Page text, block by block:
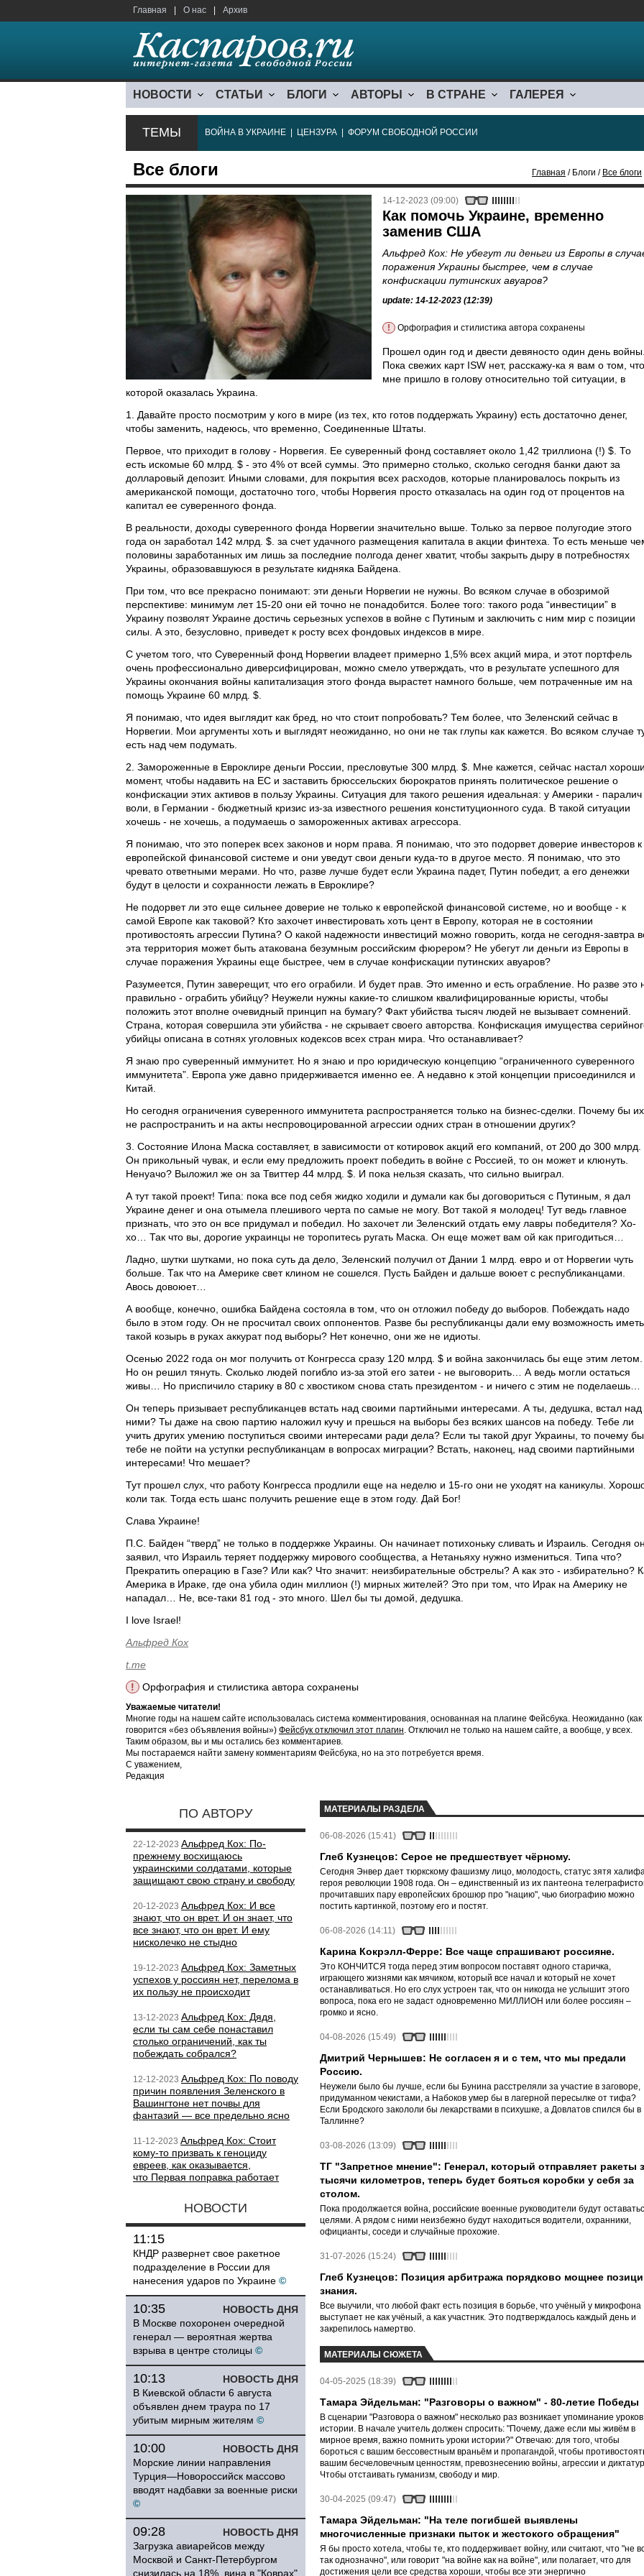
Главная О нас Архив
НОВОСТИ СТАТЬИ БЛОГИ АВТОРЫ В СТРАНЕ ГАЛЕРЕЯ
ТЕМЫ ВОЙНА В УКРАИНЕ ЦЕНЗУРА ФОРУМ СВОБОДНОЙ РОССИИ
Все блоги Главная / Блоги / Все блоги
14-12-2023 (09:00)
Как помочь Украине, временно
заменив США
Альфред Кох: Не убегут ли деньги из Европы в
поражения Украины быстрее, чем в случае
конфискации путинских авуаров?
update: 14-12-2023 (12:39)
! Орфография и стилистика автора сохранены
Прошел один год и двести девяносто один день
Пока свежих карт ISW нет, расскажу-ка я вам о том, что
мне пришло в голову относительно той ситуации, в
которой оказалась Украина.
1. Давайте просто посмотрим у кого в мире (из тех, кто готов поддержать Украину) есть достаточно денег,
чтобы заменить, надеюсь, что временно, Соединенные Штаты.
Первое, что приходит в голову - Норвегия. Ее суверенный фонд составляет около 1,42 триллиона (!) $. То
есть искомые 60 млрд. $ - это 4% от всей суммы. Это примерно столько, сколько сегодня банки дают за
долларовый депозит. Иными словами, для покрытия всех расходов, которые планировалось покрыть из
американской помощи, достаточно того, чтобы Норвегия просто отказалась на один год от процентов на
капитал ее суверенного фонда.
В реальности, доходы суверенного фонда Норвегии значительно выше. Только за первое полугодие этого
года он заработал 142 млрд. $. за счет удачного размещения капитала в акции финтеха. То есть меньше
половины заработанных им лишь за последние полгода денег хватит, чтобы закрыть дыру в потребностях
Украины, образовавшуюся в результате кидняка Байдена.
При том, что все прекрасно понимают: эти деньги Норвегии не нужны. Во всяком случае в обозримой
перспективе: минимум лет 15-20 они ей точно не понадобится. Более того: такого рода “инвестиции” в
Украину позволят Украине достичь серьезных успехов в войне с Путиным и заключить с ним мир с позиции
силы. А это, безусловно, приведет к росту всех фондовых индексов в мире.
С учетом того, что Суверенный фонд Норвегии владеет примерно 1,5% всех акций мира, и этот портфель
очень профессионально диверсифицирован, можно смело утверждать, что в результате успешного для
Украины окончания войны капитализация этого фонда вырастет намного больше, чем потраченные им на
помощь Украине 60 млрд. $.
Я понимаю, что идея выглядит как бред, но что стоит попробовать? Тем более, что Зеленский сейчас в
Норвегии. Мои аргументы хоть и выглядят неожиданно, но они не так глупы как кажется. Во всяком случае
есть над чем подумать.
2. Замороженные в Евроклире деньги России, пресловутые 300 млрд. $. Мне кажется, сейчас настал
момент, чтобы надавить на ЕС и заставить брюссельских бюрократов принять политическое решение о
конфискации этих активов в пользу Украины. Ситуация для такого решения идеальная: у Америки - паралич
воли, в Германии - бюджетный кризис из-за известного решения конституционного суда. В такой ситуации
хочешь - не хочешь, а подумаешь о замороженных активах агрессора.
Я понимаю, что это поперек всех законов и норм права. Я понимаю, что это подорвет доверие инвесторов к
европейской финансовой системе и они уведут свои деньги куда-то в другое место. Я понимаю, что это
чревато ответными мерами. Но что, разве лучше будет если Украина падет, Путин победит, а его денежки
будут в целости и сохранности лежать в Евроклире?
Не подорвет ли это еще сильнее доверие не только к европейской финансовой системе, но и вообще - к
самой Европе как таковой? Кто захочет инвестировать хоть цент в Европу, которая не в состоянии
противостоять агрессии Путина? О какой надежности инвестиций можно говорить, когда не сегодня-завтра
эта территория может быть атакована безумным российским фюрером? Не убегут ли деньги из Европы в
случае поражения Украины еще быстрее, чем в случае конфискации путинских авуаров?
Разумеется, Путин заверещит, что его ограбили. И будет прав. Это именно и есть ограбление. Но разве это
правильно - ограбить убийцу? Неужели нужны какие-то слишком квалифицированные юристы, чтобы
положить этот вполне очевидный принцип на бумагу? Факт убийства тысяч людей не вызывает сомнений.
Страна, которая совершила эти убийства - не скрывает своего авторства. Конфискация имущества
убийцы описана в сотнях уголовных кодексов всех стран мира. Что останавливает?
Я знаю про суверенный иммунитет. Но я знаю и про юридическую концепцию “ограниченного суверенного
иммунитета”. Европа уже давно придерживается именно ее. А недавно к этой концепции присоединился и
Китай.
Но сегодня ограничения суверенного иммунитета распространяется только на бизнес-сделки. Почему бы их
не распространить и на акты неспровоцированной агрессии одних стран в отношении других?
3. Состояние Илона Маска составляет, в зависимости от котировок акций его компаний, от 200 до 300 млрд.
Он прикольный чувак, и если ему предложить проект победить в войне с Россией, то он может и клюнуть.
Ненуачо? Выложил же он за Твиттер 44 млрд. $. И пока нельзя сказать, что сильно выиграл.
А тут такой проект! Типа: пока все под себя жидко ходили и думали как бы договориться с Путиным, я дал
Украине денег и она отымела плешивого черта по самые не могу. Вот такой я молодец! Тут ведь главное
признать, что это он все придумал и победил. Но захочет ли Зеленский отдать ему лавры победителя? Хо-
хо… Так что вы, дорогие украинцы не торопитесь ругать Маска. Он еще может вам ой как пригодиться…
Ладно, шутки шутками, но пока суть да дело, Зеленский получил от Дании 1 млрд. евро и от Норвегии чуть
больше. Так что на Америке свет клином не сошелся. Пусть Байден и дальше воюет с республиканцами.
Авось довоюет…
А вообще, конечно, ошибка Байдена состояла в том, что он отложил победу до выборов. Побеждать надо
было в этом году. Он не просчитал своих оппонентов. Разве бы республиканцы дали ему возможность иметь
такой козырь в руках аккурат под выборы? Нет конечно, они же не идиоты.
Осенью 2022 года он мог получить от Конгресса сразу 120 млрд. $ и война закончилась бы еще этим летом.
Но он решил тянуть. Сколько людей погибло из-за этой его затеи - не выговорить… А ведь могли остаться
живы… Но приспичило старику в 80 с хвостиком снова стать президентом - и ничего с этим не поделаешь…
Он теперь призывает республиканцев встать над своими партийными интересами. А ты, дедушка, встал над
ними? Ты даже на свою партию наложил кучу и прешься на выборы без всяких шансов на победу. Тебе ли
учить других умению поступиться своими интересами ради дела? Если ты такой друг Украины, то почему бы
тебе не пойти на уступки республиканцам в вопросах миграции? Встать, наконец, над своими партийными
интересами! Что мешает?
Тут прошел слух, что работу Конгресса продлили еще на неделю и 15-го они не уходят на каникулы.
коли так. Тогда есть шанс получить решение еще в этом году. Дай Бог!
Слава Украине!
П.С. Байден “тверд” не только в поддержке Украины. Он начинает потихоньку сливать и Израиль. Сегодня
заявил, что Израиль теряет поддержку мирового сообщества, а Нетаньяху нужно измениться. Типа что?
Прекратить операцию в Газе? Или как? Что значит: неизбирательные обстрелы? А как это - избирательно?
Америка в Ираке, где она убила один миллион (!) мирных жителей? Это при том, что Ирак на Америку не
нападал… Не, все-таки 81 год - это много. Шел бы ты домой, дедушка.
I love Israel!
Альфред Кох
t.me
!
Орфография и стилистика автора сохранены
Уважаемые читатели!
Многие годы на нашем сайте использовалась система комментирования, основанная на плагине Фейсбука. Неожиданно (как
говорится «без объявления войны») Фейсбук отключил этот плагин. Отключил не только на нашем сайте, а вообще, у всех.
Таким образом, вы и мы остались без комментариев.
Мы постараемся найти замену комментариям Фейсбука, но на это потребуется время.
С уважением,
Редакция
ПО АВТОРУ
22-12-2023 Альфред Кох: По-
прежнему восхищаюсь
украинскими солдатами, которые
защищают свою страну и свободу
20-12-2023 Альфред Кох: И все
знают, что он врет. И он знает, что
все знают, что он врет. И ему
нисколечко не стыдно
19-12-2023 Альфред Кох: Заметных
успехов у россиян нет, перелома в
их пользу не происходит
13-12-2023 Альфред Кох: Дядя,
если ты сам себе понаставил
столько ограничений, как ты
побеждать собрался?
12-12-2023 Альфред Кох: По поводу
причин появления Зеленского в
Вашингтоне нет почвы для
фантазий — все предельно ясно
11-12-2023 Альфред Кох: Стоит
кому-то призвать к геноциду
евреев, как оказывается,
что Первая поправка работает
НОВОСТИ
11:15
КНДР развернет свое ракетное
подразделение в России для
нанесения ударов по Украине ©
НОВОСТЬ ДНЯ
10:35
В Москве похоронен очередной
генерал — вероятная жертва
взрыва в центре столицы ©
НОВОСТЬ ДНЯ
10:13
В Киевской области 6 августа
объявлен днем траура по 17
убитым мирным жителям ©
НОВОСТЬ ДНЯ
10:00
Морские линии направления
Турция—Новороссийск массово
вводят надбавки за военные риски
©
НОВОСТЬ ДНЯ
09:28
Загрузка авиарейсов между
Москвой и Санкт-Петербургом
снизилась на 18%, вина в "Коврах"
МАТЕРИАЛЫ РАЗДЕЛА
06-08-2026 (15:41)
Глеб Кузнецов: Серое не предшествует чёрному.
Сегодня Энвер дает тюркскому фашизму лицо, молодость, статус зятя
героя революции 1908 года. Он – единственный из их пантеона
прочитавших пару европейских брошюр про "нацию", чью биографию можно
постить картинкой, поэтому его и постят.
06-08-2026 (14:11)
Карина Кокрэлл-Ферре: Все чаще спрашивают россияне.
Это КОНЧИТСЯ тогда перед этим вопросом поставят одного старичка,
играющего жизнями как мячиком, который все начал и который не хочет
останавливаться. Но его слух устроен так, что он никогда не услышит этого
вопроса, пока его не задаст одновременно МИЛЛИОН или более россиян –
громко и ясно.
04-08-2026 (15:49)
Дмитрий Чернышев: Не согласен я и с тем, что мы предали
Россию.
Неужели было бы лучше, если бы Бунина расстреляли за участие в заговоре,
придуманном чекистами, а Набоков умер бы в лагерной пересылке от тифа?
Если Бродского закололи бы лекарствами в психушке, а Довлатов спился бы в
Таллинне?
03-08-2026 (13:09)
ТГ "Запретное мнение": Генерал, который отправляет ракеты
тысячи километров, теперь будет бояться коробки у себя за
столом.
Пока продолжается война, российские военные руководители будут
целями. А рядом с ними неизбежно будут находиться водители, охранники,
официанты, соседи и случайные прохожие.
31-07-2026 (15:24)
Глеб Кузнецов: Позиция арбитража порядково мощнее
знания.
Все выучили, что любой факт есть позиция в борьбе, что учёный у микрофона
выступает не как учёный, а как участник. Это подтверждалось каждый день и
закрепилось намертво.
МАТЕРИАЛЫ СЮЖЕТА
04-05-2025 (18:39)
Тамара Эйдельман: "Разговоры о важном" - 80-летие Победы
В сценарии "Разговора о важном" несколько раз возникает упоминание уроков
истории. В начале учитель должен спросить: "Почему, даже если мы живём в
мирное время, важно помнить уроки истории?" Отвечаю: для того, чтобы
бороться с вашим бессовестным враньём и пропагандой, чтобы
вашим бесчеловечным ценностям, превознесению войны, агрессии и
Чтобы отстаивать гуманизм, свободу и мир.
30-04-2025 (09:47)
Тамара Эйдельман: "На теле погибшей выявлены
многочисленные признаки пыток и жестокого обращения"
Я бы просто хотела, чтобы те, кто поддерживает войну, или считают, что "не
так однозначно", или говорит "на войне как на войне", или полагает, что для
достижения цели все средства хороши, чтобы все эти энергично